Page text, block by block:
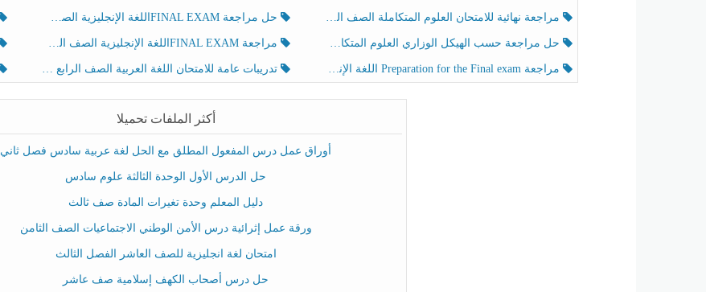
مراجعة نهائية للامتحان العلوم المتكاملة الصف الخامس انسبير الفصل الثالث حل مراجعة FINAL EXAMاللغة الإنجليزية الصف الخامس الفصل الثالث
حل مراجعة حسب الهيكل الوزاري العلوم المتكاملة الصف الخامس عام الفصل الثالث مراجعة FINAL EXAMاللغة الإنجليزية الصف الخامس الفصل الثالث
مراجعة Preparation for the Final exam اللغة الإنجليزية الصف الرابع الفصل الثالث تدريبات عامة للامتحان اللغة العربية الصف الرابع الفصل الثالث
أكثر الملفات تحميلا
أوراق عمل درس المفعول المطلق مع الحل لغة عربية سادس فصل ثاني
حل الدرس الأول الوحدة الثالثة علوم سادس
دليل المعلم وحدة تغيرات المادة صف ثالث
ورقة عمل إثرائية درس الأمن الوطني الاجتماعيات الصف الثامن
امتحان لغة انجليزية للصف العاشر الفصل الثالث
حل درس أصحاب الكهف إسلامية صف عاشر